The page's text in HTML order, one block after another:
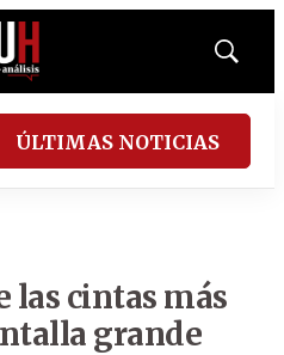
Mostrar
ÚLTIMAS NOTICIAS
las cintas más
grande